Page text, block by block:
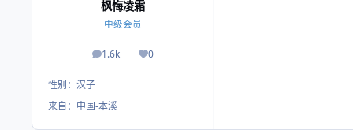
枫悔凌霜
中级会员
1.6k
帖子 0
荣誉积分
性别： 汉子
来自： 中国-本溪